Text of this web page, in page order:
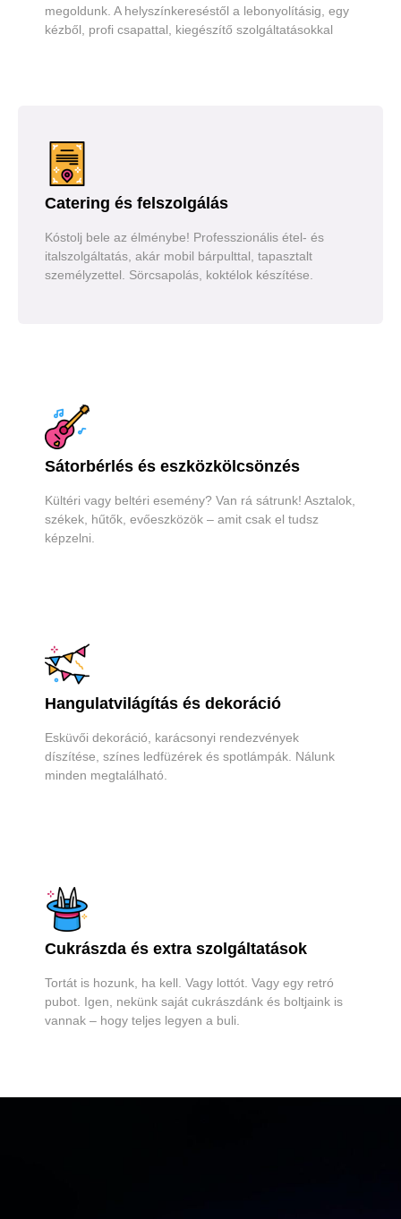
megoldunk. A helyszínkereséstől a lebonyolításig, egy
kézből, profi csapattal, kiegészítő szolgáltatásokkal
Catering és felszolgálás
Kóstolj bele az élménybe! Professzionális étel- és
italszolgáltatás, akár mobil bárpulttal, tapasztalt
személyzettel. Sörcsapolás, koktélok készítése.
Sátorbérlés és eszközkölcsönzés
Kültéri vagy beltéri esemény? Van rá sátrunk! Asztalok,
székek, hűtők, evőeszközök – amit csak el tudsz
képzelni.
Hangulatvilágítás és dekoráció
Esküvői dekoráció, karácsonyi rendezvények
díszítése, színes ledfüzérek és spotlámpák. Nálunk
minden megtalálható.
Cukrászda és extra szolgáltatások
Tortát is hozunk, ha kell. Vagy lottót. Vagy egy retró
pubot. Igen, nekünk saját cukrászdánk és boltjaink is
vannak – hogy teljes legyen a buli.